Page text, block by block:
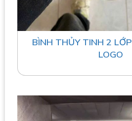
BÌNH THỦY TINH 2
LOGO